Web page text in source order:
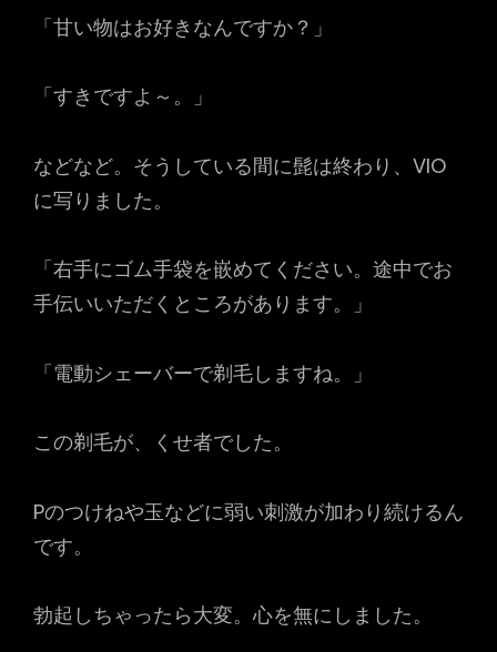
「甘い物はお好きなんですか？」
「すきですよ～。」
などなど。そうしている間に髭は終わり、VIO
に写りました。
「右手にゴム手袋を嵌めてください。途中でお
手伝いいただくところがあります。」
「電動シェーバーで剃毛しますね。」
この剃毛が、くせ者でした。
Pのつけねや玉などに弱い刺激が加わり続けるん
です。
勃起しちゃったら大変。心を無にしました。